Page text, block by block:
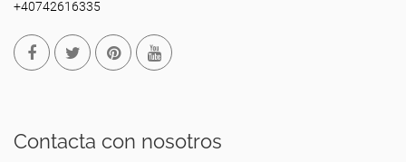
+40742616335
Contacta con nosotros